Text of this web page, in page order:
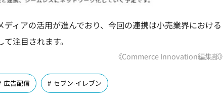
ィアの活用が進んでおり、今回の連携は小売業界における
注目されます。
《Commerce Innovation編集部》
広告配信 セブン-イレブン